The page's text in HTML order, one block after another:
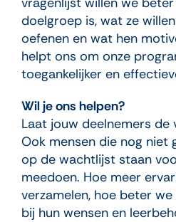
doelgroep is, wat ze
oefenen en wat hen
helpt ons om onze
toegankelijker en
Wil je ons helpen?
Laat jouw deelnemers de
Ook mensen die nog niet
op de wachtlijst staan
meedoen. Hoe meer
verzamelen, hoe beter
bij hun wensen en